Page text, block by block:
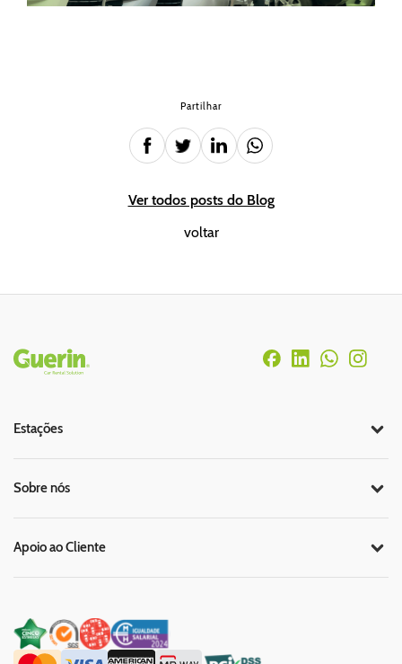
Partilhar
Ver todos posts do Blog
voltar
Rodapé
Estações
Sobre nós
Apoio ao Cliente